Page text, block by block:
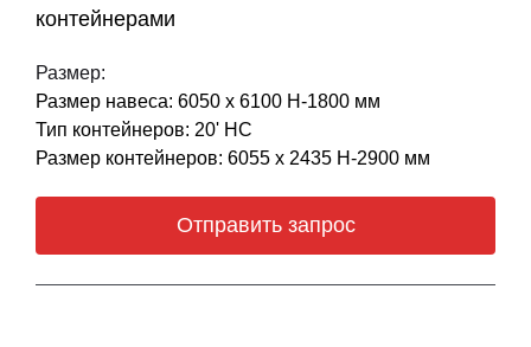
контейнерами
Размер:
Размер навеса: 6050 х 6100 Н-1800 мм
Тип контейнеров: 20' НС
Размер контейнеров: 6055 х 2435 Н-2900 мм
Отправить запрос